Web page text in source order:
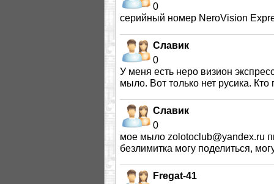
0
серийный номер NeroVision
Славик
0
У меня есть неро визион
мыло. Вот только нет русика. Кто
Славик
0
мое мыло zolotoclub@yandex.ru
безлимитка могу поделиться,
Fregat-41